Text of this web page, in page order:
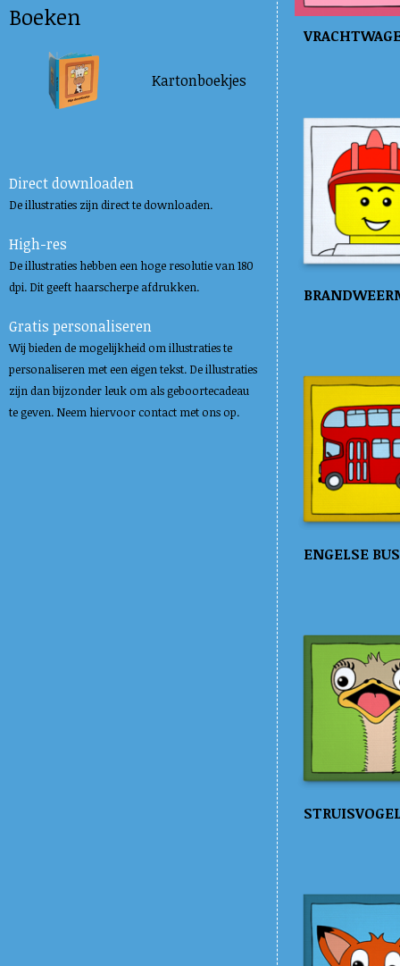
Boeken
Kartonboekjes
Direct downloaden
De illustraties zijn direct te downloaden.
High-res
De illustraties hebben een hoge resolutie van 180
dpi. Dit geeft haarscherpe afdrukken.
Gratis personaliseren
Wij bieden de mogelijkheid om illustraties te
personaliseren met een eigen tekst. De illustraties
zijn dan bijzonder leuk om als geboortecadeau
te geven. Neem hiervoor contact met ons op.
ENGELSE BUS